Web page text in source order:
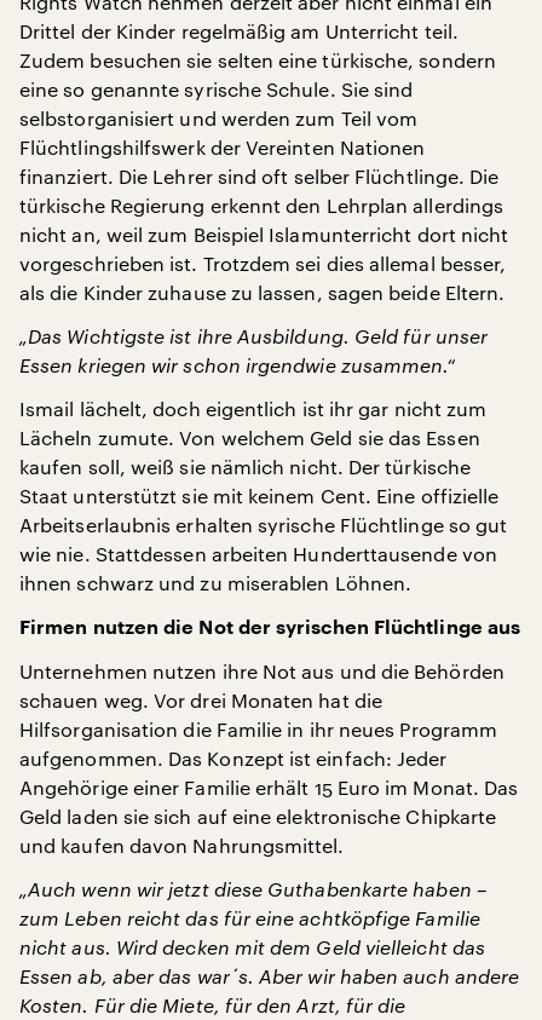
Drittel der Kinder regelmäßig am Unterricht teil.
Zudem besuchen sie selten eine türkische, sondern
eine so genannte syrische Schule. Sie sind
selbstorganisiert und werden zum Teil vom
Flüchtlingshilfswerk der Vereinten Nationen
finanziert. Die Lehrer sind oft selber Flüchtlinge. Die
türkische Regierung erkennt den Lehrplan allerdings
nicht an, weil zum Beispiel Islamunterricht dort nicht
vorgeschrieben ist. Trotzdem sei dies allemal besser,
als die Kinder zuhause zu lassen, sagen beide Eltern.
„Das Wichtigste ist ihre Ausbildung. Geld für unser
Essen kriegen wir schon irgendwie zusammen.“
Ismail lächelt, doch eigentlich ist ihr gar nicht zum
Lächeln zumute. Von welchem Geld sie das Essen
kaufen soll, weiß sie nämlich nicht. Der türkische
Staat unterstützt sie mit keinem Cent. Eine offizielle
Arbeitserlaubnis erhalten syrische Flüchtlinge so gut
wie nie. Stattdessen arbeiten Hunderttausende von
ihnen schwarz und zu miserablen Löhnen.
Firmen nutzen die Not der syrischen Flüchtlinge aus
Unternehmen nutzen ihre Not aus und die Behörden
schauen weg. Vor drei Monaten hat die
Hilfsorganisation die Familie in ihr neues Programm
aufgenommen. Das Konzept ist einfach: Jeder
Angehörige einer Familie erhält 15 Euro im Monat. Das
Geld laden sie sich auf eine elektronische Chipkarte
und kaufen davon Nahrungsmittel.
„Auch wenn wir jetzt diese Guthabenkarte haben –
zum Leben reicht das für eine achtköpfige Familie
nicht aus. Wird decken mit dem Geld vielleicht das
Essen ab, aber das war´s. Aber wir haben auch andere
Kosten. Für die Miete, für den Arzt, für die